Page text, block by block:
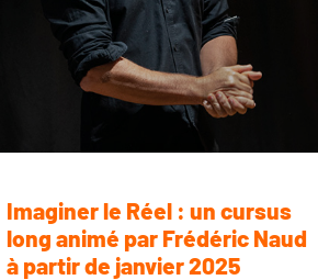
Imaginer le Réel : un cursus
long animé par Frédéric Naud
à partir de janvier 2025